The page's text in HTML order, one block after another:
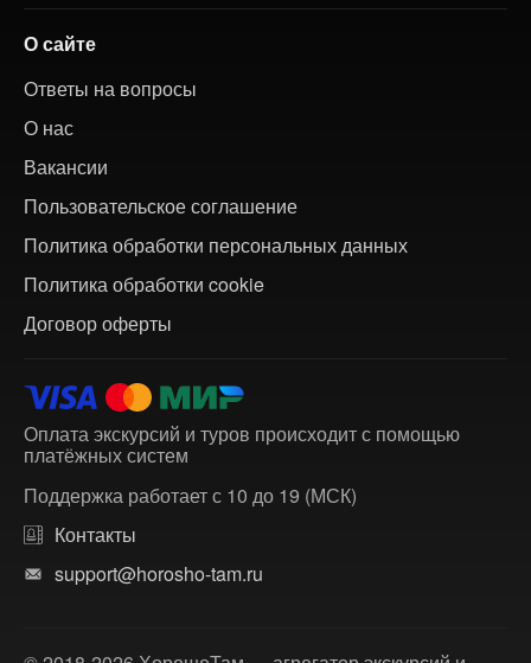
О сайте
Ответы на вопросы
О нас
Вакансии
Пользовательское соглашение
Политика обработки персональных данных
Политика обработки cookie
Договор оферты
Оплата экскурсий и туров происходит с помощью
платёжных систем
Поддержка работает с 10 до 19 (МСК)
Контакты
support@horosho-tam.ru